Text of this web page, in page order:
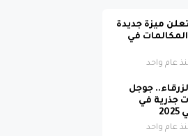
ميزة جديدة
في
عام واحد
جوجل
جذرية في
عام واحد